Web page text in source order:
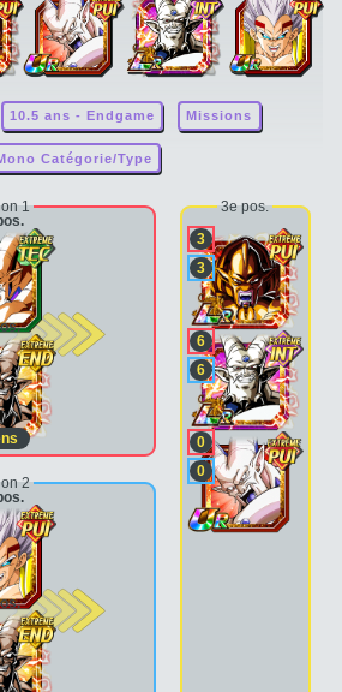
10.5 ans - Endgame Missions
Catégorie/Type
1
2
3e pos.
3
3
6
6
0
0